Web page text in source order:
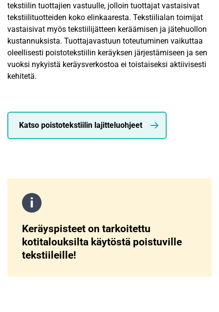
tekstiilin tuottajien vastuulle, jolloin tuottajat vastaisivat
tekstiilituotteiden koko elinkaaresta. Tekstiilialan toimijat
vastaisivat myös tekstiilijätteen keräämisen ja jätehuollon
kustannuksista. Tuottajavastuun toteutuminen vaikuttaa
oleellisesti poistotekstiilin keräyksen järjestämiseen ja sen
vuoksi nykyistä keräysverkostoa ei toistaiseksi aktiivisesti
kehitetä.
Katso poistotekstiilin lajitteluohjeet
Keräyspisteet on tarkoitettu
kotitalouksilta käytöstä poistuville
tekstiileille!